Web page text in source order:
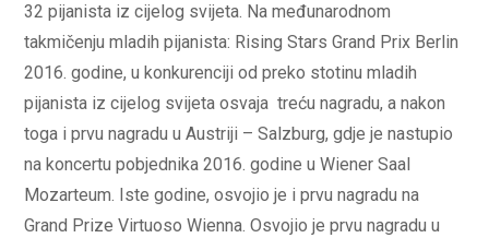
32 pijanista iz cijelog svijeta. Na međunarodnom
takmičenju mladih pijanista: Rising Stars Grand Prix Berlin
2016. godine, u konkurenciji od preko stotinu mladih
pijanista iz cijelog svijeta osvaja treću nagradu, a nakon
toga i prvu nagradu u Austriji – Salzburg, gdje je nastupio
na koncertu pobjednika 2016. godine u Wiener Saal
Mozarteum. Iste godine, osvojio je i prvu nagradu na
Grand Prize Virtuoso Wienna. Osvojio je prvu nagradu u